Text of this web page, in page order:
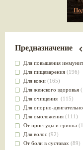
Предназначение
Для повышения
Для пищеварения (196)
Для кожи (165)
Для женского здоровья
Для очищения (115)
Для опорно-
Для омоложения (111)
От простуды и гриппа
Для волос (92)
От боли в суставах (89)